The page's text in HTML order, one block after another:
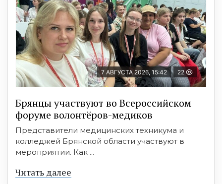
7 АВГУСТА 2026, 15:42 22
Брянцы участвуют во Всероссийском
форуме волонтёров-медиков
Представители медицинских техникума и
колледжей Брянской области участвуют в
мероприятии. Как ...
Читать далее